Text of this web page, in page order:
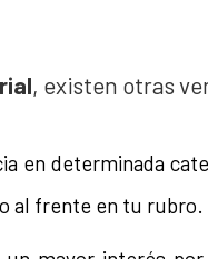
, existen otras
en determinada
al frente en tu rubro.